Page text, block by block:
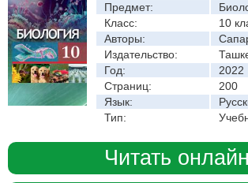
Предмет:
Класс:
10
Авторы:
Издательство:
Год:
2022
Страниц:
200
Язык:
Тип:
Читать онлайн